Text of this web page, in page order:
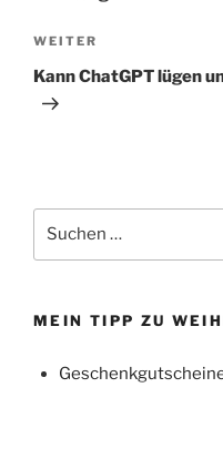
Nächster
Beitrag
WEITER
Kann ChatGPT lügen
nach:
MEIN TIPP ZU